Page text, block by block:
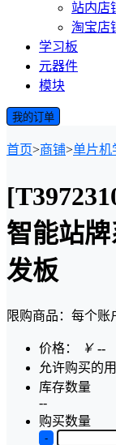
站内店
淘宝店
学习板
元器件
模块
我的订单
首页>商铺>单片机
智能站
发板
限购商品：每个账
价格： ￥ --
允许购买的
库存数量
--
购买数量
-